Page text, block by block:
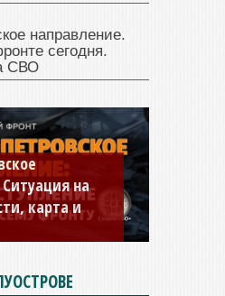
направление.
сегодня.
СВО
на
карта и